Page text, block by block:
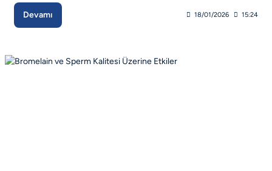
Devamı 18/01/2026 15:24